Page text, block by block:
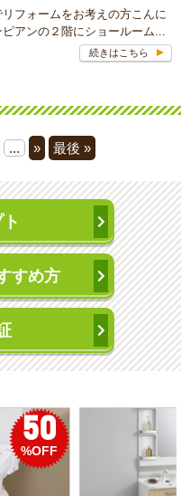
フォームをお考えの方こんに
アンの２階にショールーム...
続きはこちら
... » 最後 »
すめ方
56
%OFF